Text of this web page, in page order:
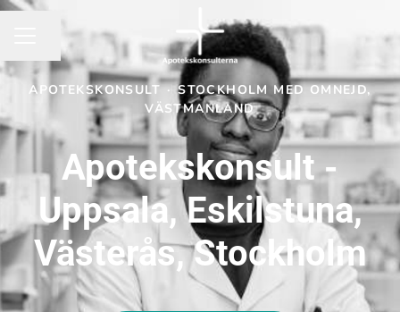
KARRIÄRMENY
Dela sidan
APOTEKSKONSULT · STOCKHOLM MED OMNEJD,
VÄSTMANLAND
Apotekskonsult -
Uppsala, Eskilstuna,
Västerås, Stockholm